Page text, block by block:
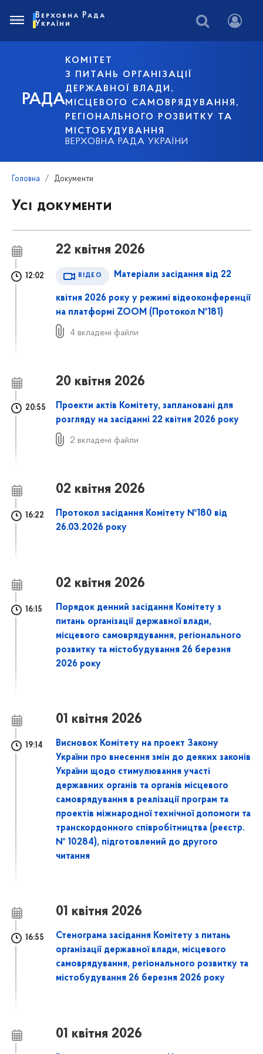
РАДА
КОМІТЕТ
З ПИТАНЬ ОРГАНІЗАЦІЇ
ДЕРЖАВНОЇ ВЛАДИ,
МІСЦЕВОГО САМОВРЯДУВАННЯ,
РЕГІОНАЛЬНОГО РОЗВИТКУ ТА
МІСТОБУДУВАННЯ
ВЕРХОВНА РАДА УКРАЇНИ
Верховна Рада
України
Головна Документи
Усі документи
22 квітня 2026
12:02 ВІДЕО Матеріали засідання від 22
квітня 2026 року у режимі відеоконференції
на платформі ZOOM (Протокол №181)
4 вкладені файли
20 квітня 2026
20:55
Проекти актів Комітету, заплановані для
розгляду на засіданні 22 квітня 2026 року
2 вкладені файли
02 квітня 2026
16:22
Протокол засідання Комітету №180 від
26.03.2026 року
02 квітня 2026
16:15
Порядок денний засідання Комітету з
питань організації державної влади,
місцевого самоврядування, регіонального
розвитку та містобудування 26 березня
2026 року
01 квітня 2026
19:14
Висновок Комітету на проект Закону
України про внесення змін до деяких законів
України щодо стимулювання участі
державних органів та органів місцевого
самоврядування в реалізації програм та
проектів міжнародної технічної допомоги та
транскордонного співробітництва (реєстр.
№ 10284), підготовлений до другого
читання
01 квітня 2026
16:55
Стенограма засідання Комітету з питань
організації державної влади, місцевого
самоврядування, регіонального розвитку та
містобудування 26 березня 2026 року
01 квітня 2026